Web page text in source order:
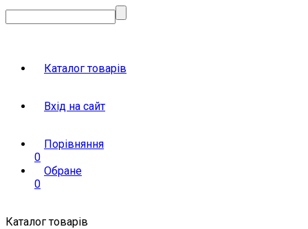
Каталог товарів
Вхід на сайт
Порівняння
0
Обране
0
Каталог товарів